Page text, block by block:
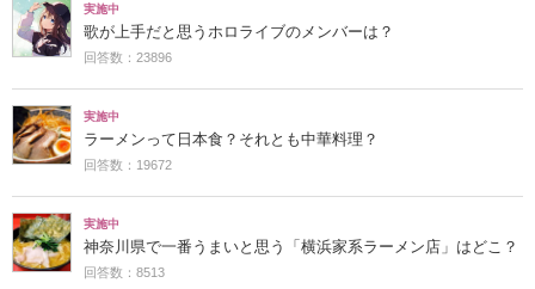
実施中
歌が上手だと思うホロライブのメンバーは？
回答数：23896
実施中
ラーメンって日本食？それとも中華料理？
回答数：19672
実施中
神奈川県で一番うまいと思う「横浜家系ラーメン店」はどこ？
回答数：8513